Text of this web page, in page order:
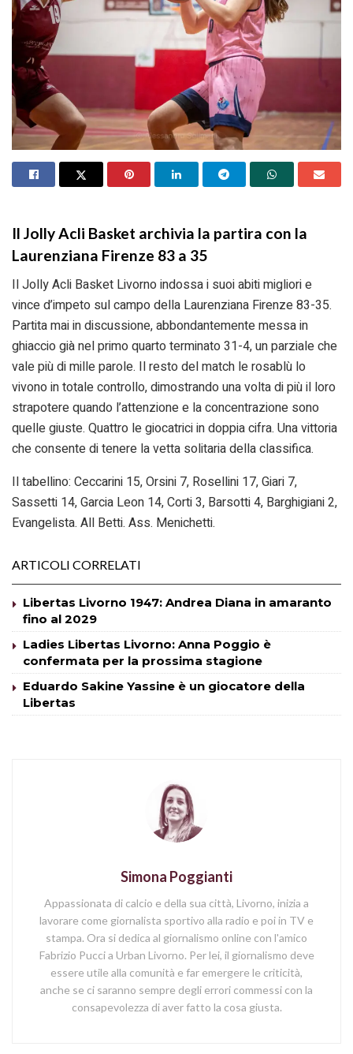
Il Jolly Acli Basket archivia la partira con la
Laurenziana Firenze 83 a 35
Il Jolly Acli Basket Livorno indossa i suoi abiti migliori e
vince d’impeto sul campo della Laurenziana Firenze 83-35.
Partita mai in discussione, abbondantemente messa in
ghiaccio già nel primo quarto terminato 31-4, un parziale che
vale più di mille parole. Il resto del match le rosablù lo
vivono in totale controllo, dimostrando una volta di più il loro
strapotere quando l’attenzione e la concentrazione sono
quelle giuste. Quattro le giocatrici in doppia cifra. Una vittoria
che consente di tenere la vetta solitaria della classifica.
Il tabellino: Ceccarini 15, Orsini 7, Rosellini 17, Giari 7,
Sassetti 14, Garcia Leon 14, Corti 3, Barsotti 4, Barghigiani 2,
Evangelista. All Betti. Ass. Menichetti.
ARTICOLI CORRELATI
Libertas Livorno 1947: Andrea Diana in amaranto
fino al 2029
Ladies Libertas Livorno: Anna Poggio è
confermata per la prossima stagione
Eduardo Sakine Yassine è un giocatore della
Libertas
Simona Poggianti
Appassionata di calcio e della sua città, Livorno, inizia a
lavorare come giornalista sportivo alla radio e poi in TV e
stampa. Ora si dedica al giornalismo online con l'amico
Fabrizio Pucci a Urban Livorno. Per lei, il giornalismo deve
essere utile alla comunità e far emergere le criticità,
anche se ci saranno sempre degli errori commessi con la
consapevolezza di aver fatto la cosa giusta.